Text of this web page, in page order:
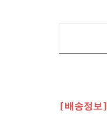
[배송정보]